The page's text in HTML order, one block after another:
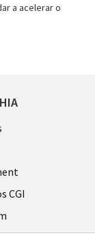
a acelerar o
CGI
de